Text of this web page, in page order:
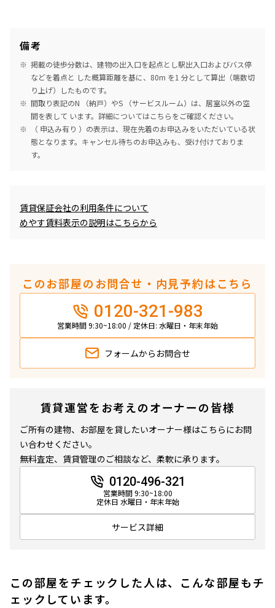
備考
掲載の徒歩分数は、建物の出入口を起点とし駅出入口およびバス停
などを着点と した概算距離を基に、80m を1 分として算出（端数切
り上げ）したものです。
間取り表記のN （納戸）やS （サービスルーム）は、居室以外の空
間を表して います。詳細についてはこちらをご確認ください。
（ 申込み有り ）の表示は、現在先着のお申込みをいただいている状
態となります。キャンセル待ちのお申込みも、受け付けておりま
す。
賃貸保証会社の利用条件について
めやす賃料表示の説明はこちらから
このお部屋のお問合せ・内見予約はこちら
0120-321-983
営業時間 9:30~18:00 / 定休日: 水曜日・年末年始
フォームから お問合せ
賃貸運営をお考えのオーナーの皆様
ご所有の建物、お部屋を貸したいオーナー様はこちらにお問
い合わせください。
無料査定、賃貸管理のご相談など、柔軟に承ります。
0120-496-321
営業時間 9:30~18:00
定休日 水曜日・年末年始
サービス詳細
この部屋をチェックした人は、こんな部屋もチ
ェックしています。